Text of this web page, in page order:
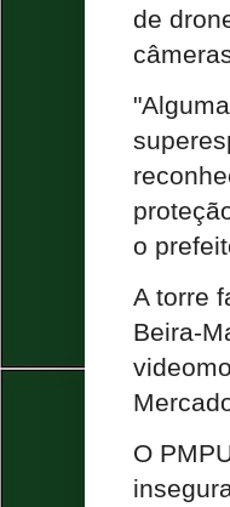
de
o
A torre
Beira-
O